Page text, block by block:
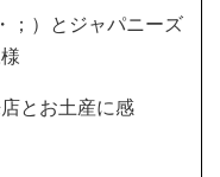
；）とジャパニーズ
とお土産に感